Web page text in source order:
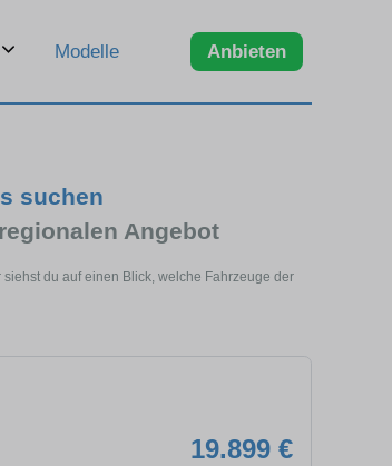
Modelle Anbieten
suchen
Angebot
du auf einen Blick, welche Fahrzeuge der
19.899 €